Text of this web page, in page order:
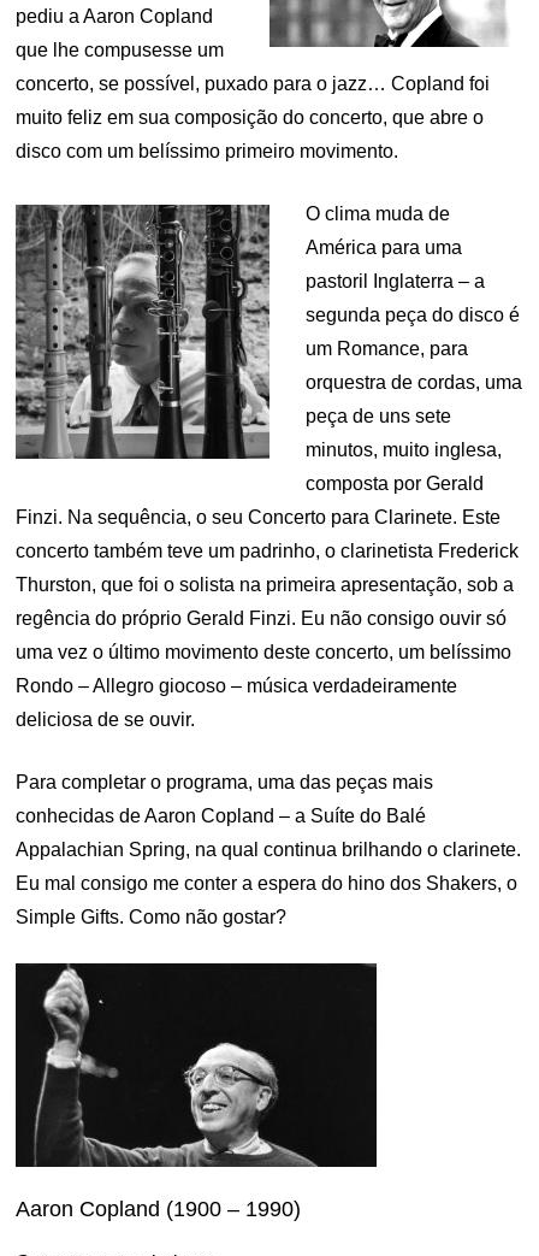
pediu a Aaron Copland
que lhe compusesse um
concerto, se possível, puxado para o jazz… Copland foi
muito feliz em sua composição do concerto, que abre o
disco com um belíssimo primeiro movimento.
O clima muda de
América para uma
pastoril Inglaterra – a
segunda peça do disco é
um Romance, para
orquestra de cordas, uma
peça de uns sete
minutos, muito inglesa,
composta por Gerald
Finzi. Na sequência, o seu Concerto para Clarinete. Este
concerto também teve um padrinho, o clarinetista Frederick
Thurston, que foi o solista na primeira apresentação, sob a
regência do próprio Gerald Finzi. Eu não consigo ouvir só
uma vez o último movimento deste concerto, um belíssimo
Rondo – Allegro giocoso – música verdadeiramente
deliciosa de se ouvir.
Para completar o programa, uma das peças mais
conhecidas de Aaron Copland – a Suíte do Balé
Appalachian Spring, na qual continua brilhando o clarinete.
Eu mal consigo me conter a espera do hino dos Shakers, o
Simple Gifts. Como não gostar?
Aaron Copland (1900 – 1990)